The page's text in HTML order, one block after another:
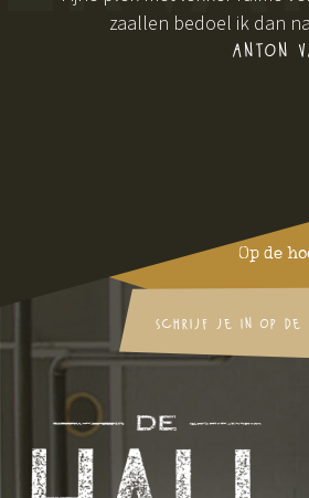
zaallen bedoel ik dan
anton
Op de
schrijf je in op de